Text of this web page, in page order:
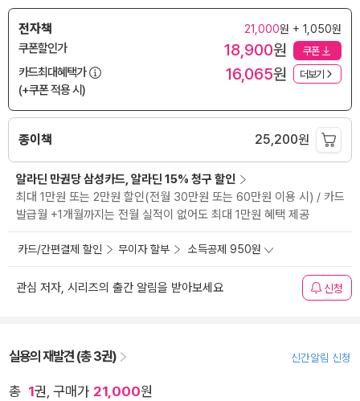
전자책 21,000원 + 1,050원
쿠폰할인가 18,900원 쿠폰
카드최대혜택가
(+쿠폰 적용 시)
16,065원 더보기
종이책 25,200원
알라딘 만권당 삼성카드, 알라딘 15% 청구 할인
최대 1만원 또는 2만원 할인(전월 30만원 또는 60만원 이용 시) / 카드
발급월 +1개월까지는 전월 실적이 없어도 최대 1만원 혜택 제공
카드/간편결제 할인 무이자 할부 소득공제 950원
관심 저자, 시리즈의 출간 알림을 받아보세요 신청
실용의 재발견 (총 3권) 신간알림 신청
총 1권, 구매가 21,000원